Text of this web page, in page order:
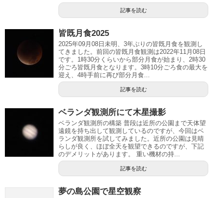
記事を読む
皆既月食2025
2025年09月08日未明、3年ぶりの皆既月食を観測し
てきました。前回の皆既月食観測は2022年11月08日
です。1時30分くらいから部分月食が始まり、2時30
分ごろ皆既月食となります。3時10分ごろ食の最大を
迎え、4時手前に再び部分月食...
記事を読む
ベランダ観測所にて木星撮影
ベランダ観測所の構築 普段は近所の公園まで天体望
遠鏡を持ち出して観測しているのですが、今回はベ
ランダ観測所を試してみました。近所の公園は見晴
らしが良く、ほぼ全天を観望できるのですが、下記
のデメリットがあります。 重い機材の持...
記事を読む
夢の島公園で星空観察